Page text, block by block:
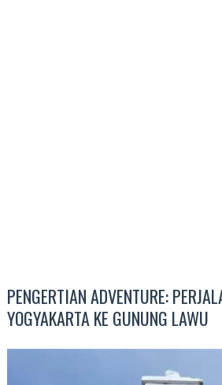
PENGERTIAN ADVENTURE:
YOGYAKARTA KE GUNUNG LAWU